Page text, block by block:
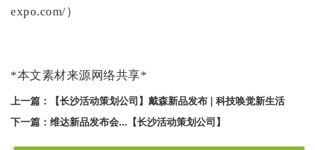
expo.com/）
*本文素材来源网络共享*
上一篇：
【长沙活动策划公司】戴森新品发布 | 科技唤觉新生活
下一篇： 维达新品发布会...【长沙活动策划公司】